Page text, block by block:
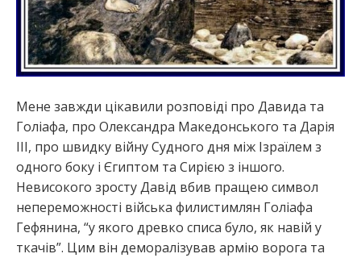
Мене завжди цікавили розповіді про Давида та
Голіафа, про Олександра Македонського та Дарія
ІІІ, про швидку війну Судного дня між Ізраїлем з
одного боку і Єгиптом та Сирією з іншого.
Невисокого зросту Давід вбив пращею символ
непереможності війська филистимлян Голіафа
Гефянина, “у якого древко списа було, як навій у
ткачів”. Цим він деморалізував армію ворога та